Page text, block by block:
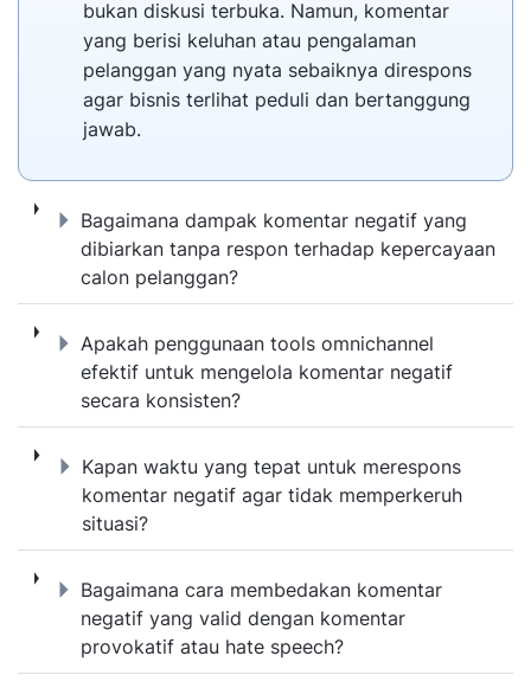
bukan diskusi terbuka. Namun, komentar
yang berisi keluhan atau pengalaman
pelanggan yang nyata sebaiknya direspons
agar bisnis terlihat peduli dan bertanggung
jawab.
Bagaimana dampak komentar negatif yang
dibiarkan tanpa respon terhadap kepercayaan
calon pelanggan?
Bagaimana dampak komentar negatif
Apakah penggunaan tools omnichannel
efektif untuk mengelola komentar negatif
secara konsisten?
Apakah penggunaan tools omnichannel
Kapan waktu yang tepat untuk merespons
komentar negatif agar tidak memperkeruh
situasi?
Kapan waktu yang tepat untuk
Bagaimana cara membedakan komentar
negatif yang valid dengan komentar
provokatif atau hate speech?
Bagaimana cara membedakan komentar